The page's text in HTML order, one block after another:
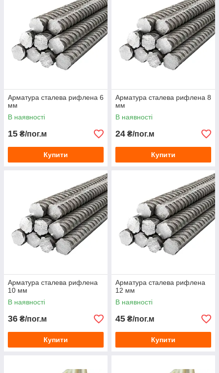
Арматура сталева рифлена 6
мм
В наявності
15 ₴/пог.м
Купити
Арматура сталева рифлена 8
мм
В наявності
24 ₴/пог.м
Купити
Арматура сталева рифлена
10 мм
В наявності
36 ₴/пог.м
Купити
Арматура сталева рифлена
12 мм
В наявності
45 ₴/пог.м
Купити